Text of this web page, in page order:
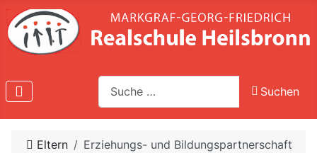
Suche
Type 2 or more characters for results.
Suchen
Eltern Erziehungs- und Bildungspartnerschaft